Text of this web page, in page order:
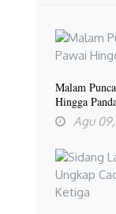
Malam
Hingga
Agu